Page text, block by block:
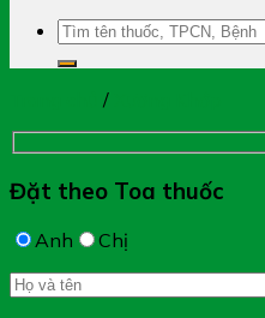
Tìm
kiếm:
/
Đặt theo Toa thuốc
Anh Chị